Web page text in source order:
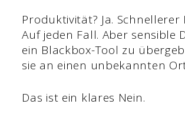
Produktivität? Ja. Schnellerer
Auf jeden Fall. Aber sensible
ein Blackbox-Tool zu
sie an einen unbekannten
Das ist ein klares Nein.